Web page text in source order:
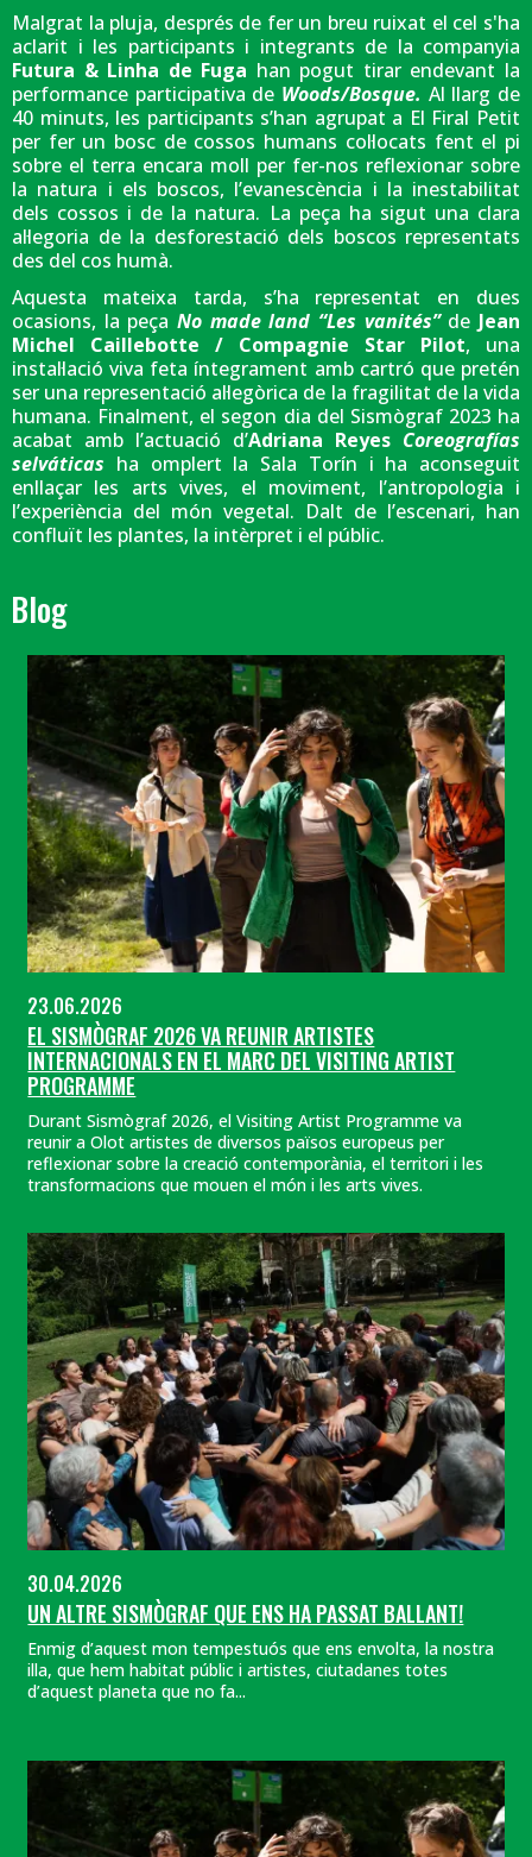
Malgrat la pluja, després de fer un breu ruixat el cel s'ha
aclarit i les participants i integrants de la companyia
Futura & Linha de Fuga han pogut tirar endevant la
performance participativa de Woods/Bosque. Al llarg de
40 minuts, les participants s’han agrupat a El Firal Petit
per fer un bosc de cossos humans col·locats fent el pi
sobre el terra encara moll per fer-nos reflexionar sobre
la natura i els boscos, l’evanescència i la inestabilitat
dels cossos i de la natura. La peça ha sigut una clara
al·legoria de la desforestació dels boscos representats
des del cos humà.
Aquesta mateixa tarda, s’ha representat en dues
ocasions, la peça No made land “Les vanités”de Jean
Michel Caillebotte / Compagnie Star Pilot, una
instal·lació viva feta íntegrament amb cartró que pretén
ser una representació al·legòrica de la fragilitat de la vida
humana. Finalment, el segon dia del Sismògraf 2023 ha
acabat amb l’actuació d’Adriana Reyes Coreografías
selváticas ha omplert la Sala Torín i ha aconseguit
enllaçar les arts vives, el moviment, l’antropologia i
l’experiència del món vegetal. Dalt de l’escenari, han
confluït les plantes, la intèrpret i el públic.
Blog
23.06.2026
EL SISMÒGRAF 2026 VA REUNIR ARTISTES
INTERNACIONALS EN EL MARC DEL VISITING ARTIST
PROGRAMME
Durant Sismògraf 2026, el Visiting Artist Programme va
reunir a Olot artistes de diversos països europeus per
reflexionar sobre la creació contemporània, el territori i les
transformacions que mouen el món i les arts vives.
30.04.2026
UN ALTRE SISMÒGRAF QUE ENS HA PASSAT BALLANT!
Enmig d’aquest mon tempestuós que ens envolta, la nostra
illa, que hem habitat públic i artistes, ciutadanes totes
d’aquest planeta que no fa...